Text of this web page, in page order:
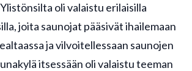
oli valaistu erilaisilla
joita saunojat pääsivät ihailemaan
ja vilvoitellessaan saunojen
itsessään oli valaistu teeman